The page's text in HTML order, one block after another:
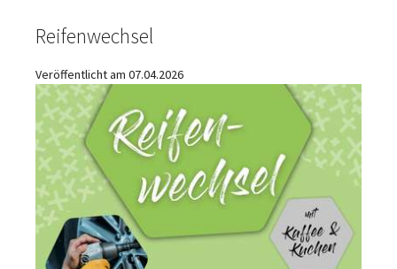
Reifenwechsel
Veröffentlicht am 07.04.2026